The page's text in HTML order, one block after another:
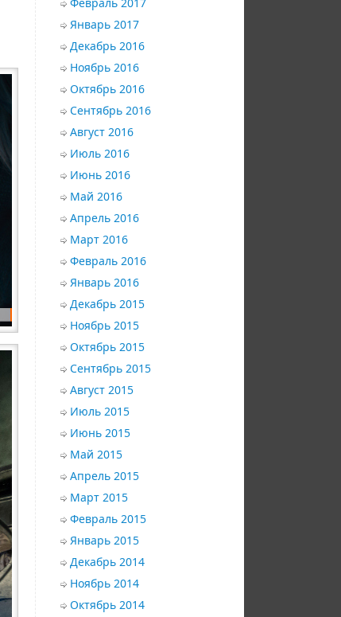
Январь 2017
Декабрь 2016
Ноябрь 2016
Октябрь 2016
Сентябрь 2016
Август 2016
Июль 2016
Июнь 2016
Май 2016
Апрель 2016
Март 2016
Февраль 2016
Январь 2016
Декабрь 2015
Ноябрь 2015
Октябрь 2015
Сентябрь 2015
Август 2015
Июль 2015
Июнь 2015
Май 2015
Апрель 2015
Март 2015
Февраль 2015
Январь 2015
Декабрь 2014
Ноябрь 2014
Октябрь 2014